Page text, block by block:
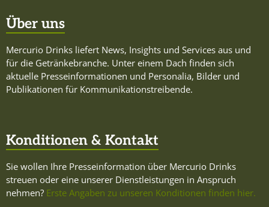
Über uns
Mercurio Drinks liefert News, Insights und Services aus und
für die Getränkebranche. Unter einem Dach finden sich
aktuelle Presseinformationen und Personalia, Bilder und
Publikationen für Kommunikationstreibende.
Konditionen & Kontakt
Sie wollen Ihre Presseinformation über Mercurio Drinks
streuen oder eine unserer Dienstleistungen in Anspruch
nehmen? Erste Angaben zu unseren Konditionen finden hier.